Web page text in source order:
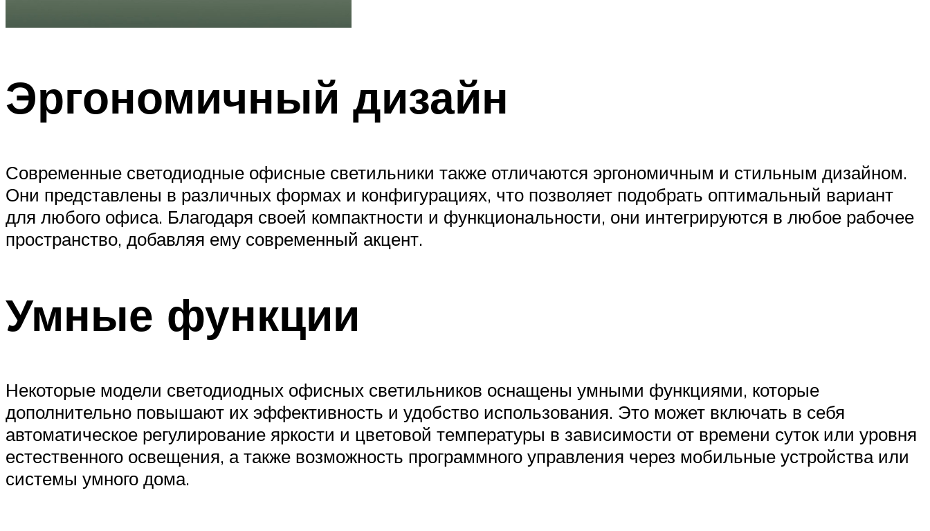
Эргономичный дизайн
Современные светодиодные офисные светильники также отличаются эргономичным и стильным дизайном.
Они представлены в различных формах и конфигурациях, что позволяет подобрать оптимальный вариант
для любого офиса. Благодаря своей компактности и функциональности, они интегрируются в любое рабочее
пространство, добавляя ему современный акцент.
Умные функции
Некоторые модели светодиодных офисных светильников оснащены умными функциями, которые
дополнительно повышают их эффективность и удобство использования. Это может включать в себя
автоматическое регулирование яркости и цветовой температуры в зависимости от времени суток или уровня
естественного освещения, а также возможность программного управления через мобильные устройства или
системы умного дома.